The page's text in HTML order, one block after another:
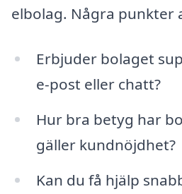
elbolag. Några punkter
Erbjuder bolaget
e-post eller chatt?
Hur bra betyg har
gäller kundnöjdhet?
Kan du få hjälp